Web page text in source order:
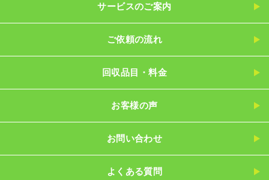
サービスのご案内
ご依頼の流れ
回収品目・料金
お客様の声
お問い合わせ
よくある質問